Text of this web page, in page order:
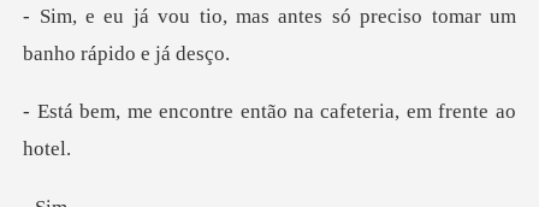
ou tio, mas antes só preciso to
, me encontre então na caf